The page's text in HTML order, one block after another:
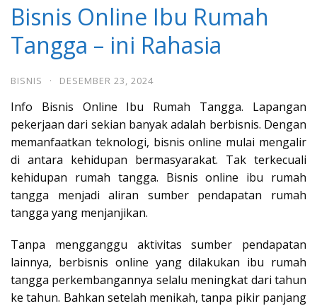
Bisnis Online Ibu Rumah
Tangga – ini Rahasia
BISNIS · DESEMBER 23, 2024
Info Bisnis Online Ibu Rumah Tangga. Lapangan
pekerjaan dari sekian banyak adalah berbisnis. Dengan
memanfaatkan teknologi, bisnis online mulai mengalir
di antara kehidupan bermasyarakat. Tak terkecuali
kehidupan rumah tangga. Bisnis online ibu rumah
tangga menjadi aliran sumber pendapatan rumah
tangga yang menjanjikan.
Tanpa mengganggu aktivitas sumber pendapatan
lainnya, berbisnis online yang dilakukan ibu rumah
tangga perkembangannya selalu meningkat dari tahun
ke tahun. Bahkan setelah menikah, tanpa pikir panjang